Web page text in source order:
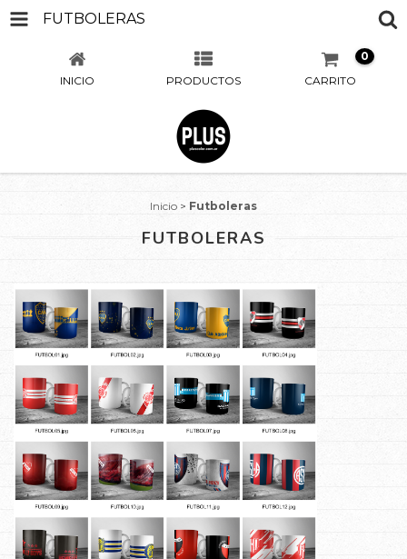
FUTBOLERAS
INICIO PRODUCTOS CARRITO
0
Inicio > Futboleras
FUTBOLERAS